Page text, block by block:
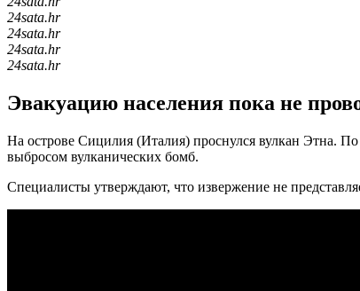
24sata.hr
24sata.hr
24sata.hr
24sata.hr
Эвакуацию населения пока не
На острове Сицилия (Италия) проснулся вулкан Этна.
выбросом вулканических бомб.
Специалисты утверждают, что извержение не